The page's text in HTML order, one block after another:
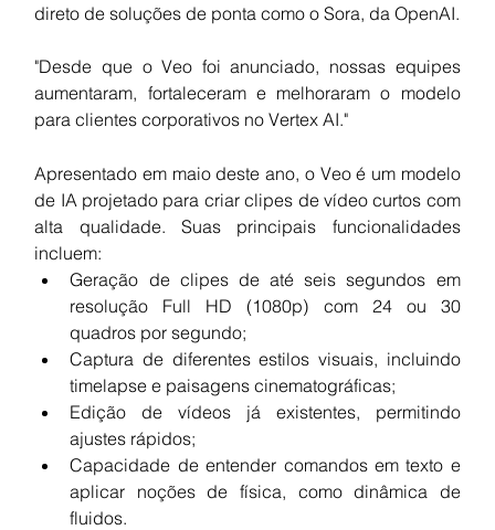
direto de soluções de ponta como o Sora, da OpenAI.
"Desde que o Veo foi anunciado, nossas equipes
aumentaram, fortaleceram e melhoraram o modelo
para clientes corporativos no Vertex AI."
Apresentado em maio deste ano, o Veo é um modelo
de IA projetado para criar clipes de vídeo curtos com
alta qualidade. Suas principais funcionalidades
incluem:
Geração de clipes de até seis segundos em
resolução Full HD (1080p) com 24 ou 30
quadros por segundo;
Captura de diferentes estilos visuais, incluindo
timelapse e paisagens cinematográficas;
Edição de vídeos já existentes, permitindo
ajustes rápidos;
Capacidade de entender comandos em texto e
aplicar noções de física, como dinâmica de
fluidos.